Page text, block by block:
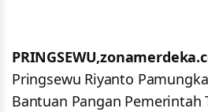
Pringsewu Riyanto
Bantuan Pangan Pemerintah